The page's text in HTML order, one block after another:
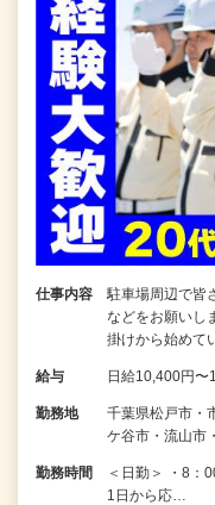
仕事内容
駐車場周辺で皆
などをお願いし
掛けから始めて
給与 日給10,400円〜
勤務地
千葉県松戸市・
ケ谷市・流山市
勤務時間
＜日勤＞ ・8：
1日から応…